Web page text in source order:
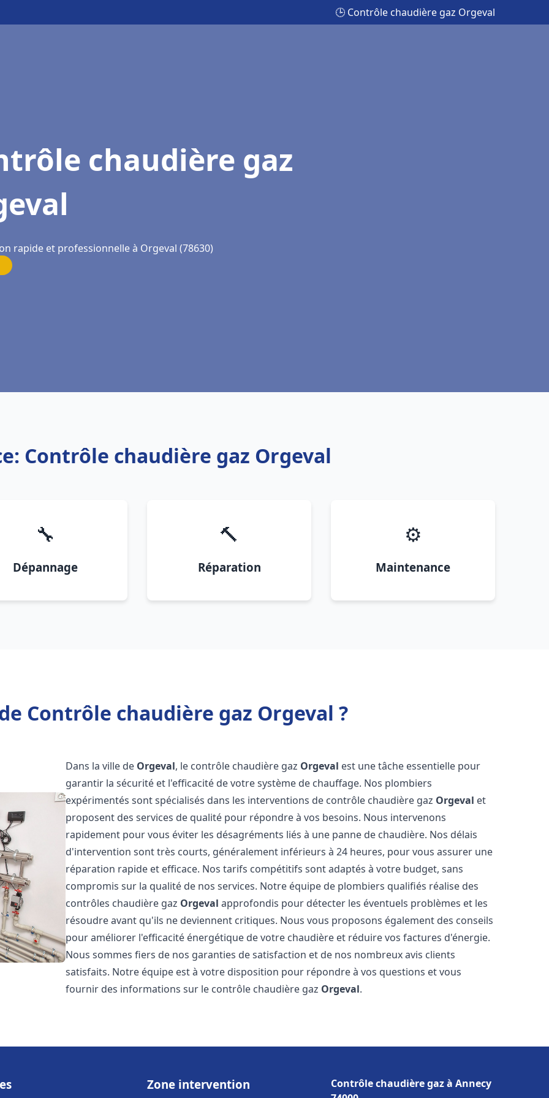
🕒 Contrôle chaudière gaz Orgeval
chaudière gaz
rapide et professionnelle à Orgeval (78630)
Contrôle chaudière gaz Orgeval
🔧
Dépannage
🔨
Réparation
⚙️
Maintenance
Contrôle chaudière gaz Orgeval ?
Dans la ville de Orgeval, le contrôle chaudière gaz Orgeval est une tâche essentielle pour
garantir la sécurité et l'efficacité de votre système de chauffage. Nos plombiers
expérimentés sont spécialisés dans les interventions de contrôle chaudière gaz Orgeval et
proposent des services de qualité pour répondre à vos besoins. Nous intervenons
rapidement pour vous éviter les désagréments liés à une panne de chaudière. Nos délais
d'intervention sont très courts, généralement inférieurs à 24 heures, pour vous assurer une
réparation rapide et efficace. Nos tarifs compétitifs sont adaptés à votre budget, sans
compromis sur la qualité de nos services. Notre équipe de plombiers qualifiés réalise des
contrôles chaudière gaz Orgeval approfondis pour détecter les éventuels problèmes et les
résoudre avant qu'ils ne deviennent critiques. Nous vous proposons également des conseils
pour améliorer l'efficacité énergétique de votre chaudière et réduire vos factures d'énergie.
Nous sommes fiers de nos garanties de satisfaction et de nos nombreux avis clients
satisfaits. Notre équipe est à votre disposition pour répondre à vos questions et vous
fournir des informations sur le contrôle chaudière gaz Orgeval.
Zone intervention
Contrôle chaudière gaz à Annecy